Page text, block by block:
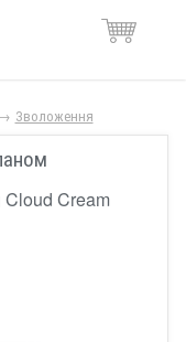
→ Зволоження
Cloud Cream